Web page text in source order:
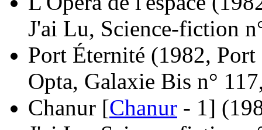
J'ai Lu, Science-fiction
Port Éternité (1982,
Opta, Galaxie Bis n°
Chanur [Chanur - 1]